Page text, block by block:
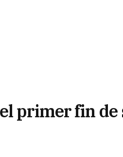
primer fin de